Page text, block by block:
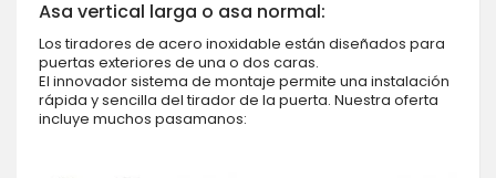
Asa vertical larga o asa normal:
Los tiradores de acero inoxidable están diseñados para
puertas exteriores de una o dos caras.
El innovador sistema de montaje permite una instalación
rápida y sencilla del tirador de la puerta. Nuestra oferta
incluye muchos pasamanos: